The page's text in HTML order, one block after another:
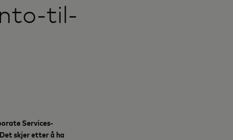
til-
Services-
skjer etter å ha